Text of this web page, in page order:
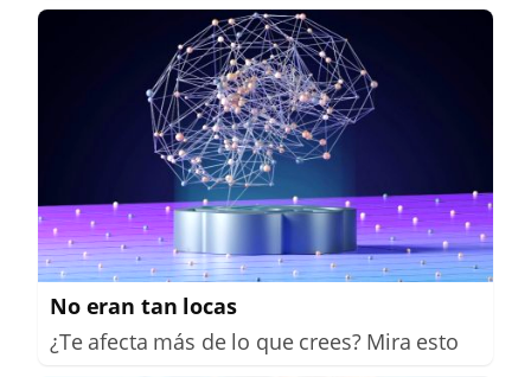
No eran tan locas
¿Te afecta más de lo que crees? Mira esto